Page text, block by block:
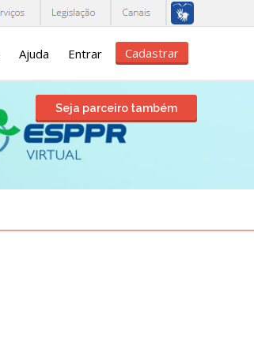
Ajuda Entrar Cadastrar
Seja parceiro também